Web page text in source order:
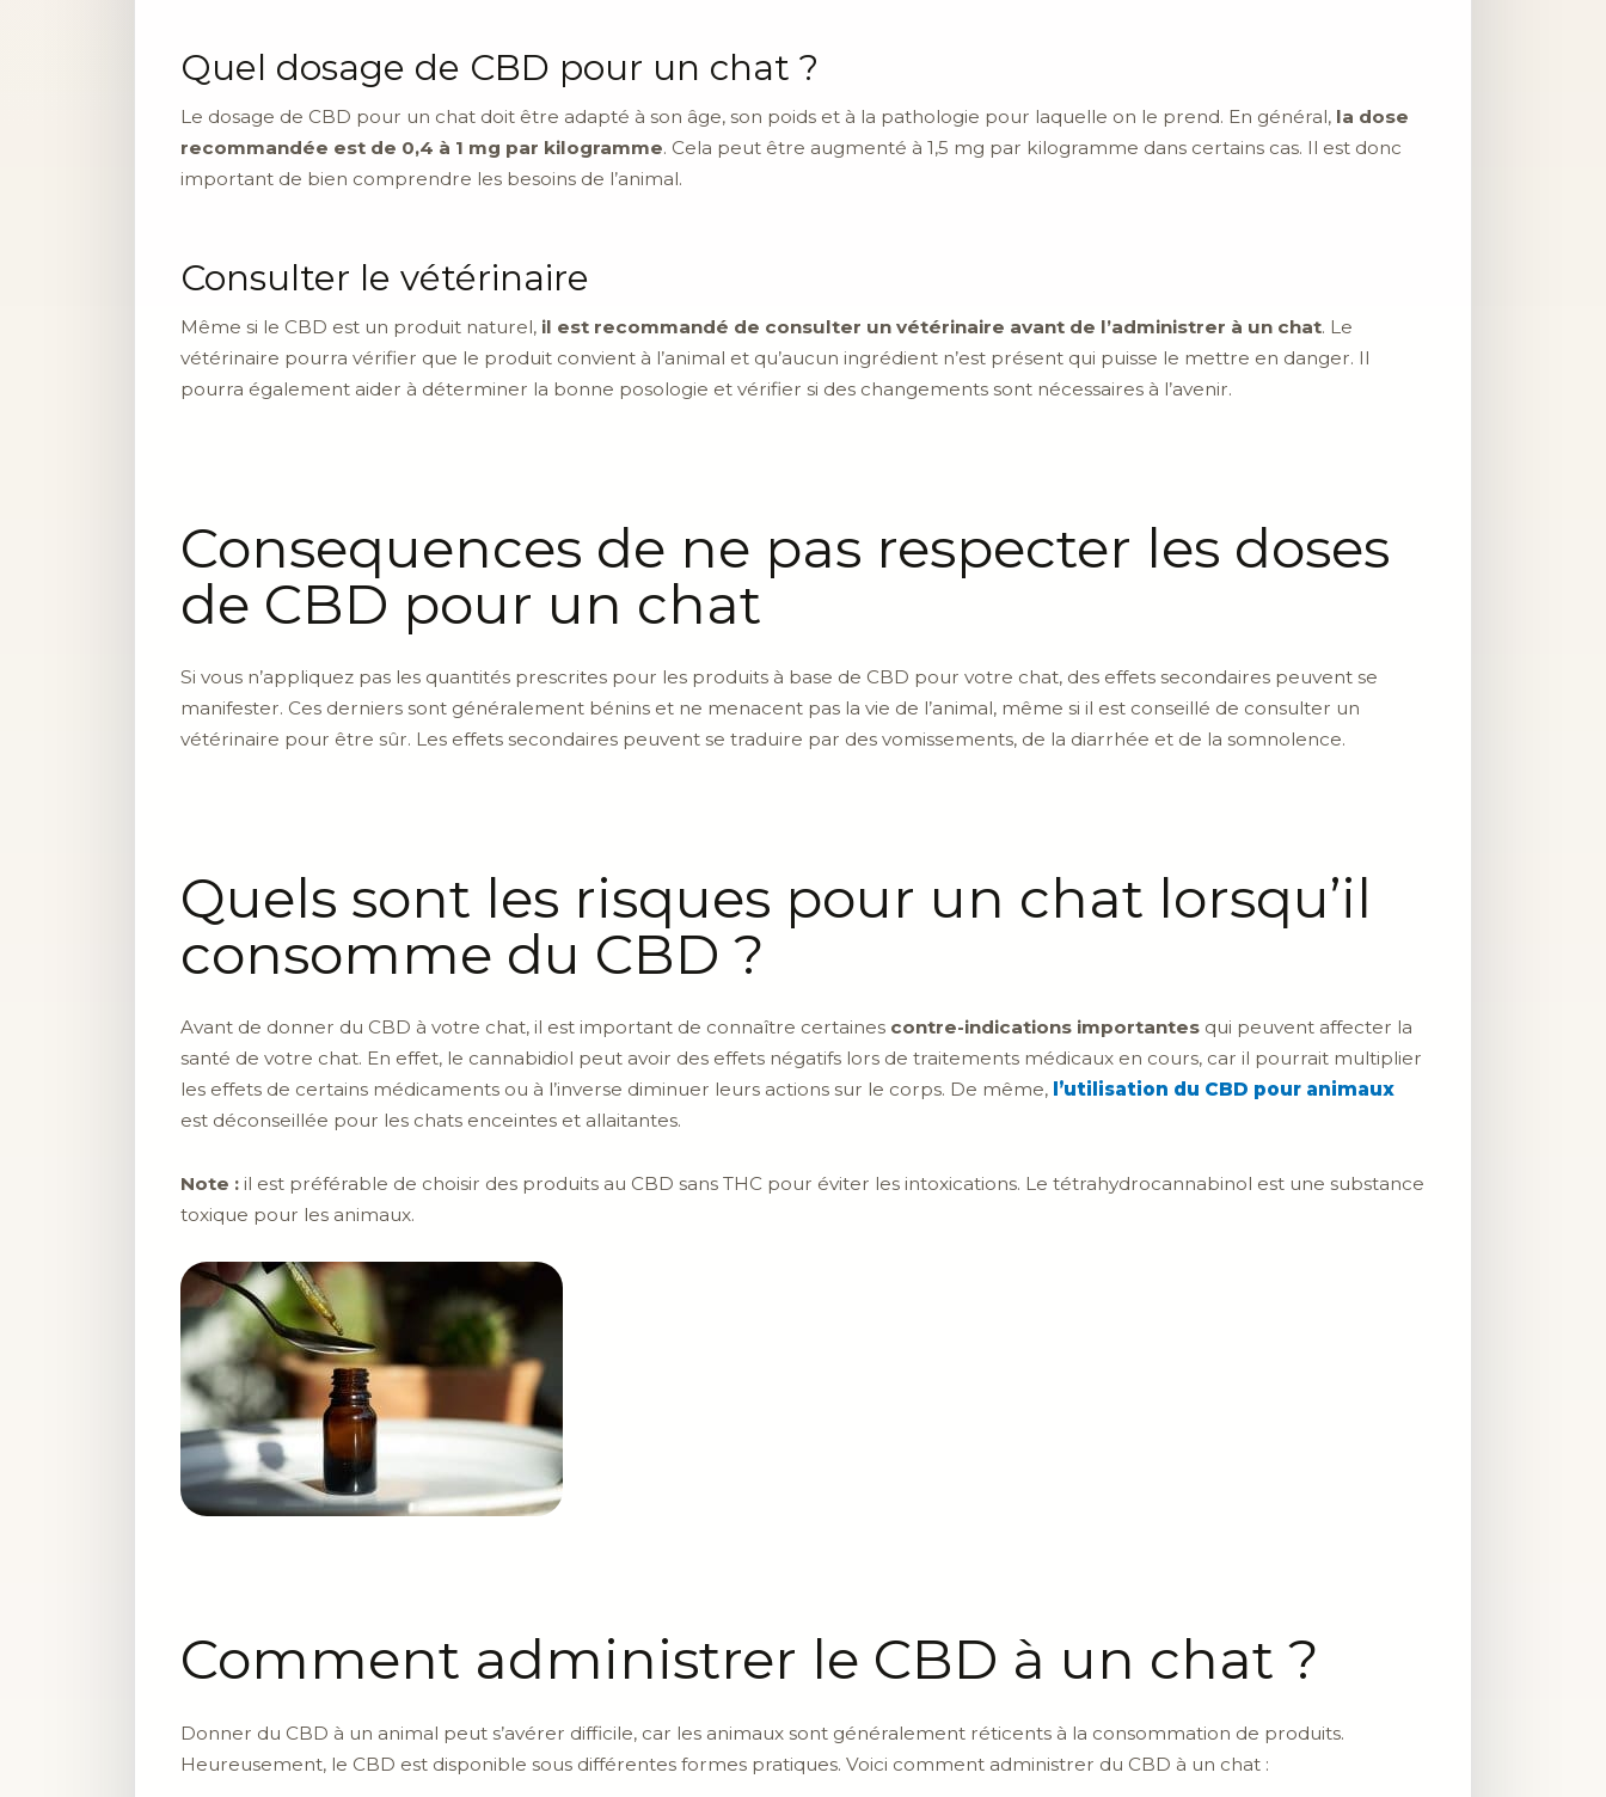
Quel dosage de CBD pour un chat ?
Le dosage de CBD pour un chat doit être adapté à son âge, son poids et à la pathologie pour laquelle on le prend. En général, la dose
recommandée est de 0,4 à 1 mg par kilogramme. Cela peut être augmenté à 1,5 mg par kilogramme dans certains cas. Il est donc
important de bien comprendre les besoins de l’animal.
Consulter le vétérinaire
Même si le CBD est un produit naturel, il est recommandé de consulter un vétérinaire avant de l’administrer à un chat. Le
vétérinaire pourra vérifier que le produit convient à l’animal et qu’aucun ingrédient n’est présent qui puisse le mettre en danger. Il
pourra également aider à déterminer la bonne posologie et vérifier si des changements sont nécessaires à l’avenir.
Consequences de ne pas respecter les doses
de CBD pour un chat
Si vous n’appliquez pas les quantités prescrites pour les produits à base de CBD pour votre chat, des effets secondaires peuvent se
manifester. Ces derniers sont généralement bénins et ne menacent pas la vie de l’animal, même si il est conseillé de consulter un
vétérinaire pour être sûr. Les effets secondaires peuvent se traduire par des vomissements, de la diarrhée et de la somnolence.
Quels sont les risques pour un chat lorsqu’il
consomme du CBD ?
Avant de donner du CBD à votre chat, il est important de connaître certaines contre-indications importantes qui peuvent affecter la
santé de votre chat. En effet, le cannabidiol peut avoir des effets négatifs lors de traitements médicaux en cours, car il pourrait multiplier
les effets de certains médicaments ou à l’inverse diminuer leurs actions sur le corps. De même, l’utilisation du CBD pour animaux
est déconseillée pour les chats enceintes et allaitantes.
Note : il est préférable de choisir des produits au CBD sans THC pour éviter les intoxications. Le tétrahydrocannabinol est une substance
toxique pour les animaux.
Comment administrer le CBD à un chat ?
Donner du CBD à un animal peut s’avérer difficile, car les animaux sont généralement réticents à la consommation de produits.
Heureusement, le CBD est disponible sous différentes formes pratiques. Voici comment administrer du CBD à un chat :